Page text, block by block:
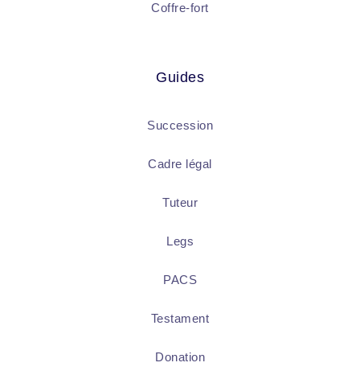
Coffre-fort
Guides
Succession
Cadre légal
Tuteur
Legs
PACS
Testament
Donation